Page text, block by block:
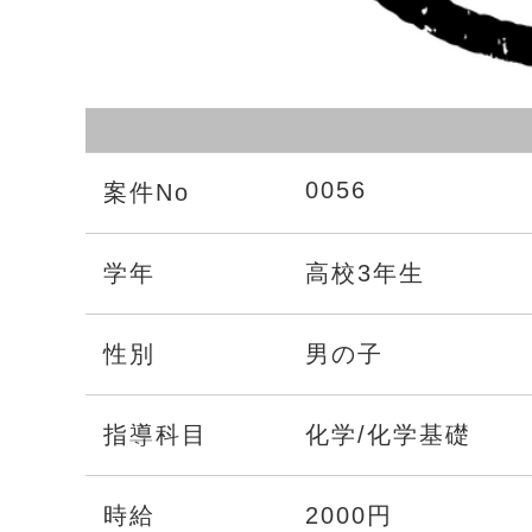
案件No 0056
学年 高校3年生
性別 男の子
指導科目 化学/化学基礎
時給 2000円